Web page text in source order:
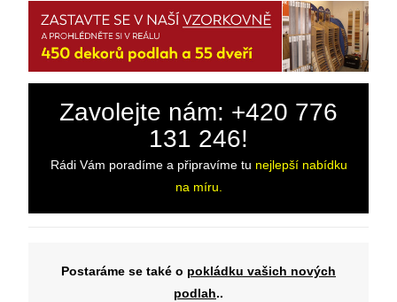
Zavolejte nám: +420 776
131 246!
Rádi Vám poradíme a připravíme tu nejlepší nabídku
na míru.
Postaráme se také o pokládku vašich nových
podlah..